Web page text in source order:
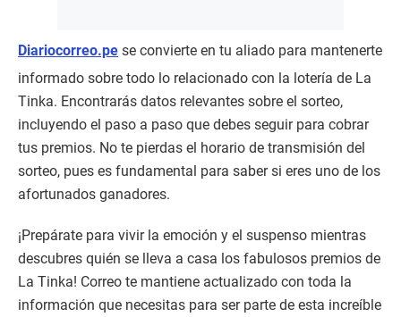
Diariocorreo.pe se convierte en tu aliado para mantenerte
informado sobre todo lo relacionado con la lotería de La
Tinka. Encontrarás datos relevantes sobre el sorteo,
incluyendo el paso a paso que debes seguir para cobrar
tus premios. No te pierdas el horario de transmisión del
sorteo, pues es fundamental para saber si eres uno de los
afortunados ganadores.
¡Prepárate para vivir la emoción y el suspenso mientras
descubres quién se lleva a casa los fabulosos premios de
La Tinka! Correo te mantiene actualizado con toda la
información que necesitas para ser parte de esta increíble